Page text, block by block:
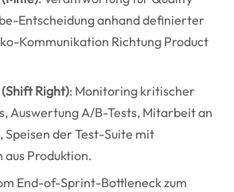
Entscheidung anhand definierter
Kommunikation Richtung Product
Right): Monitoring kritischer
Auswertung A/B-Tests, Mitarbeit an
Speisen der Test-Suite mit
aus Produktion.
End-of-Sprint-Bottleneck zum